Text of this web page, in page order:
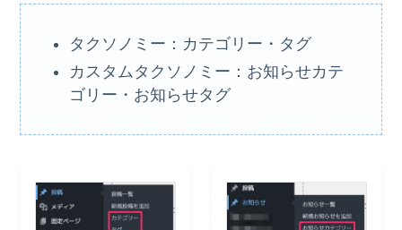
タクソノミー：カテゴリー・タグ
カスタムタクソノミー：お知らせカテ
ゴリー・お知らせタグ